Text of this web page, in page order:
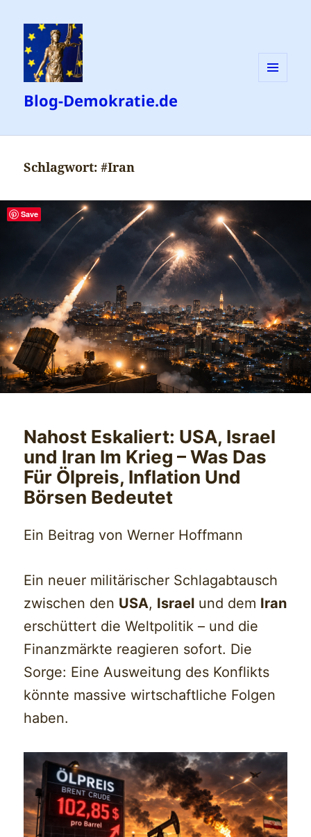
Blog-Demokratie.de
Schlagwort:#Iran
Nahost Eskaliert: USA, Israel
und Iran Im Krieg – Was Das
Für Ölpreis, Inflation Und
Börsen Bedeutet
Ein Beitrag von Werner Hoffmann
Ein neuer militärischer Schlagabtausch
zwischen den USA, Israel und dem Iran
erschüttert die Weltpolitik – und die
Finanzmärkte reagieren sofort. Die
Sorge: Eine Ausweitung des Konflikts
könnte massive wirtschaftliche Folgen
haben.
Save